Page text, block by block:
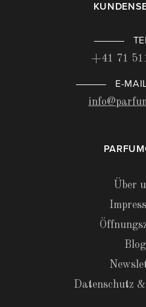
+41 71
E-
Über
Blog
Datenschutz